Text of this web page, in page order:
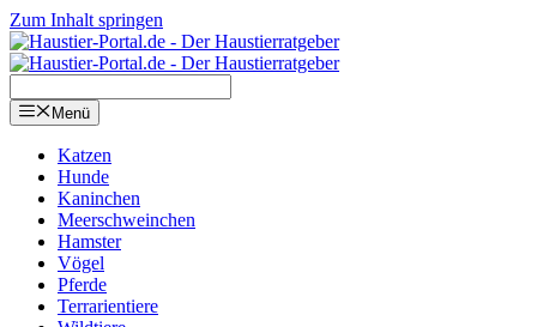
Zum Inhalt springen
Menü
Kat­zen
Hun­de
Kanin­chen
Meer­schwein­chen
Hams­ter
Vögel
Pfer­de
Ter­ra­ri­en­tie­re